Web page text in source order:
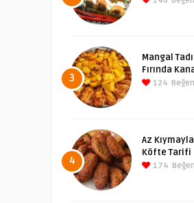
3
Mangal
Fırında
124
4
Az Kıymayla
Köfte Tarifi
174